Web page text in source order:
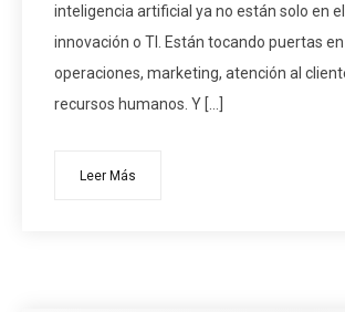
inteligencia artificial ya no están solo en
innovación o TI. Están tocando puertas
operaciones, marketing, atención al
recursos humanos. Y […]
Leer Más